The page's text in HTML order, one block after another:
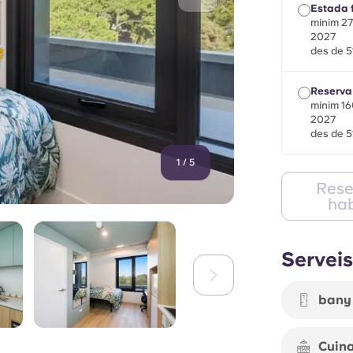
1 / 5
Estada
mínim
2027
des de
mínim
2027
des de